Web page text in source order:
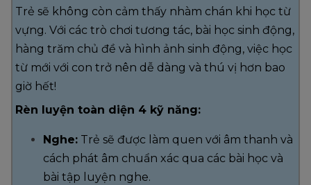
Trẻ sẽ không còn cảm thấy nhàm chán khi học từ
vựng. Với các trò chơi tương tác, bài học sinh động,
hàng trăm chủ đề và hình ảnh sinh động, việc học
từ mới với con trở nên dễ dàng và thú vị hơn bao
giờ hết!
Rèn luyện toàn diện 4 kỹ năng:
Nghe: Trẻ sẽ được làm quen với âm thanh và
cách phát âm chuẩn xác qua các bài học và
bài tập luyện nghe.